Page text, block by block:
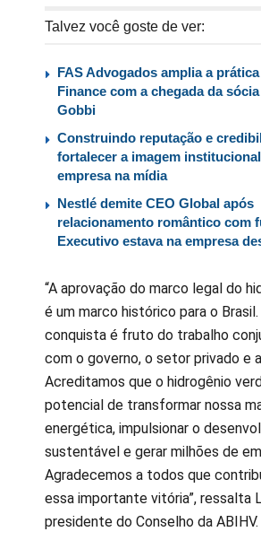
Talvez você goste de ver:
FAS Advogados amplia a
Finance com a chegada da
Gobbi
Construindo reputação e
fortalecer a imagem
empresa na mídia
Nestlé demite CEO Global após
relacionamento romântico com
Executivo estava na empresa
“A aprovação do marco legal do
é um marco histórico para o Brasil.
conquista é fruto do trabalho
com o governo, o setor privado e
Acreditamos que o hidrogênio
potencial de transformar nossa
energética, impulsionar o
sustentável e gerar milhões de
Agradecemos a todos que
essa importante vitória”, ressalta
presidente do Conselho da ABIHV.